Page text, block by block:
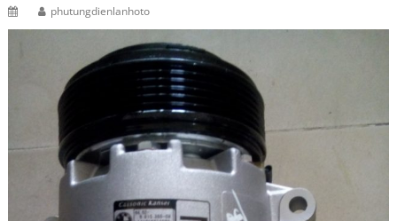
phutungdienlanhoto